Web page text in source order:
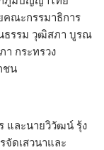
คณะกรรมาธิการ
ธรรม วุฒิสภา บูรณ
า กระทรวง
ชน
และนายวิวัฒน์ รุ้ง
จัดเสวนาและ